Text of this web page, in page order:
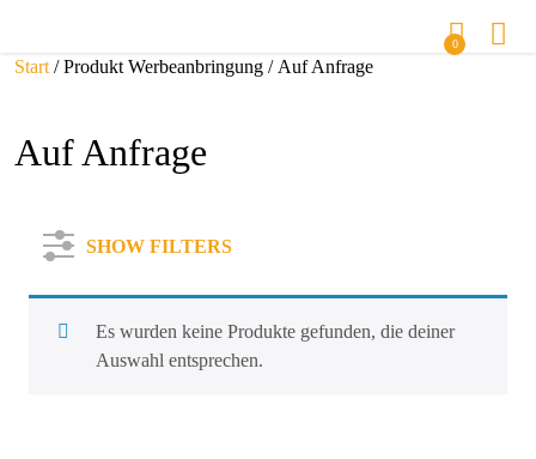
0
Start / Produkt Werbeanbringung / Auf Anfrage
Auf Anfrage
SHOW FILTERS
Es wurden keine Produkte gefunden, die deiner
Auswahl entsprechen.